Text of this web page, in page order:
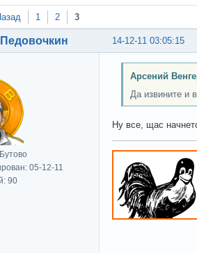
1 2 3
14-12-11 03:05:15
05-12-11
90
Арсений
Да извините и
Ну все, щас